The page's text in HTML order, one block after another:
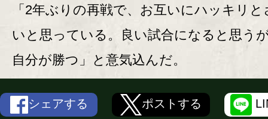
「2年ぶりの再戦で、お互いにハッキリ
いと思っている。良い試合になると思う
自分が勝つ」と意気込んだ。
シェアする ポストする